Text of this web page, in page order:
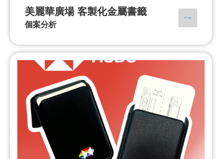
美麗華廣場 客製化金屬書籤
個案分析